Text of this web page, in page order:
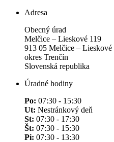
Adresa
Obecný úrad
Melčice – Lieskové 119
913 05 Melčice – Lieskové
okres Trenčín
Slovenská republika
Úradné hodiny
Po: 07:30 - 15:30
Ut: Nestránkový deň
St: 07:30 - 17:30
Št: 07:30 - 15:30
Pi: 07:30 - 13:30